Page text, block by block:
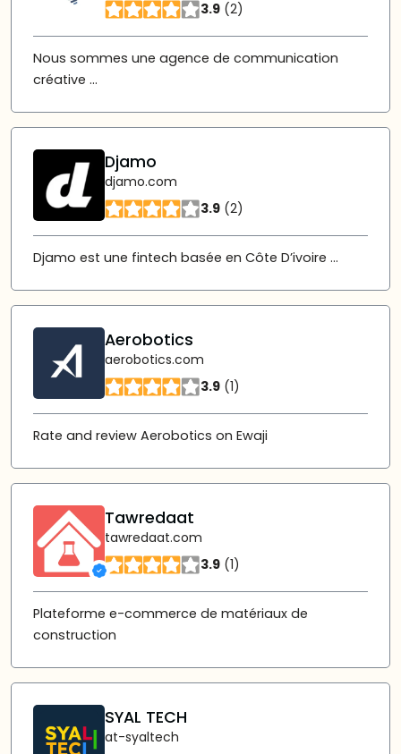
3.9 (2)
Nous sommes une agence de communication
créative ...
Djamo
djamo.com
3.9 (2)
Djamo est une fintech basée en Côte D’ivoire ...
Aerobotics
aerobotics.com
3.9 (1)
Rate and review Aerobotics on Ewaji
Tawredaat
tawredaat.com
3.9 (1)
Plateforme e-commerce de matériaux de
construction
SYAL TECH
at-syaltech